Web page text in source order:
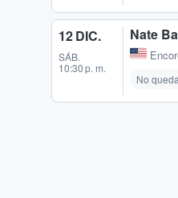
12 DIC.
SÁB.
10:30 p. m.
Nate
No